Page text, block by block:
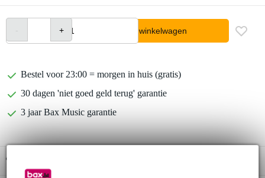
In winkelwagen
Bestel voor 23:00 = morgen in huis (gratis)
30 dagen 'niet goed geld terug' garantie
3 jaar Bax Music garantie